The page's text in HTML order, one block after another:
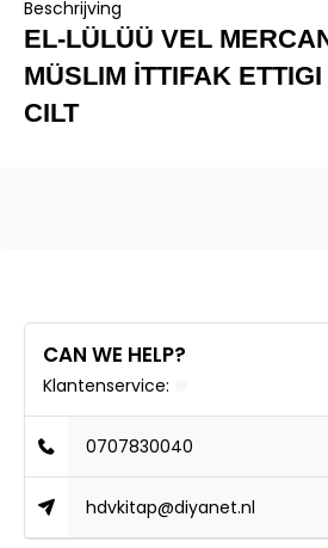
Beschrijving
EL-LÜLÜÜ VEL
MÜSLIM İTTIFAK
CILT
CAN WE HELP?
Klantenservice:
0707830040
hdvkitap@diyanet.nl